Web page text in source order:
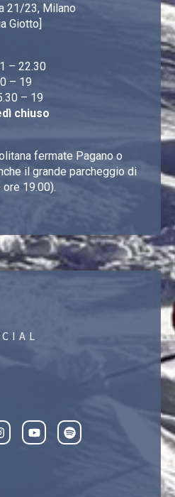
21/23, Milano
Giotto]
– 22.30
– 19
– 19
chiuso
fermate Pagano o
il grande parcheggio di
19.00).